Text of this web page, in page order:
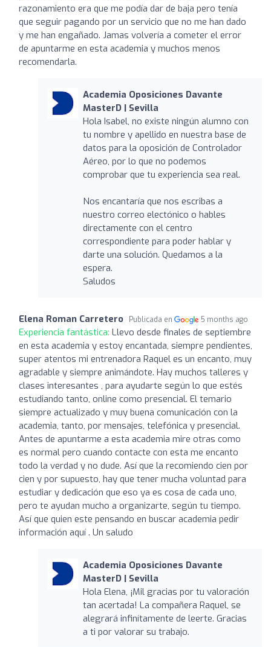
razonamiento era que me podía dar de baja pero tenía
que seguir pagando por un servicio que no me han dado
y me han engañado. Jamas volvería a cometer el error
de apuntarme en esta academia y muchos menos
recomendarla.
Academia Oposiciones Davante
MasterD | Sevilla
Hola Isabel, no existe ningún alumno con
tu nombre y apellido en nuestra base de
datos para la oposición de Controlador
Aéreo, por lo que no podemos
comprobar que tu experiencia sea real.
Nos encantaría que nos escribas a
nuestro correo electónico o hables
directamente con el centro
correspondiente para poder hablar y
darte una solución. Quedamos a la
espera.
Saludos
Elena Roman Carretero Publicada en 5 months ago
Experiencia fantástica: Llevo desde finales de septiembre
en esta academia y estoy encantada, siempre pendientes,
super atentos mi entrenadora Raquel es un encanto, muy
agradable y siempre animándote. Hay muchos talleres y
clases interesantes , para ayudarte según lo que estés
estudiando tanto, online como presencial. El temario
siempre actualizado y muy buena comunicación con la
academia, tanto, por mensajes, telefónica y presencial.
Antes de apuntarme a esta academia mire otras como
es normal pero cuando contacte con esta me encanto
todo la verdad y no dude. Así que la recomiendo cien por
cien y por supuesto, hay que tener mucha voluntad para
estudiar y dedicación que eso ya es cosa de cada uno,
pero te ayudan mucho a organizarte, según tu tiempo.
Así que quien este pensando en buscar academia pedir
información aquí . Un saludo
Academia Oposiciones Davante
MasterD | Sevilla
Hola Elena, ¡Mil gracias por tu valoración
tan acertada! La compañera Raquel, se
alegrará infinítamente de leerte. Gracias
a ti por valorar su trabajo.